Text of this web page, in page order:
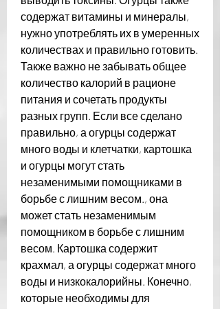
содержат витамины и минералы,
нужно употреблять их в умеренных
количествах и правильно готовить.
Также важно не забывать общее
количество калорий в рационе
питания и сочетать продукты
разных групп. Если все сделано
правильно, а огурцы содержат
много воды и клетчатки, картошка
и огурцы могут стать
незаменимыми помощниками в
борьбе с лишним весом., она
может стать незаменимым
помощником в борьбе с лишним
весом. Картошка содержит
крахмал, а огурцы содержат много
воды и низкокалорийны. Конечно,
которые необходимы для